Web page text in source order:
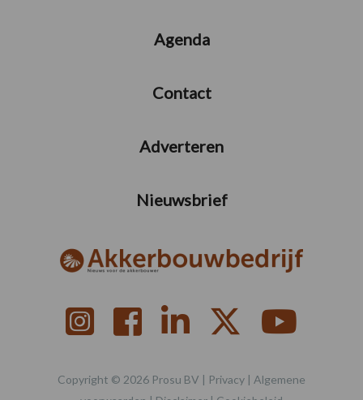
Agenda
Contact
Adverteren
Nieuwsbrief
Copyright © 2026 Prosu BV | Privacy | Algemene